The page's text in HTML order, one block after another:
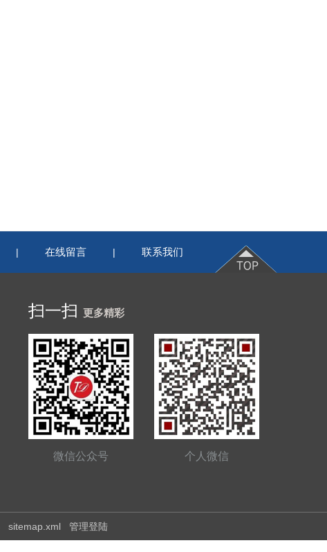
| 在线留言 | 联系我们
扫一扫 更多精彩
微信公众号 个人微信
sitemap.xml 管理登陆